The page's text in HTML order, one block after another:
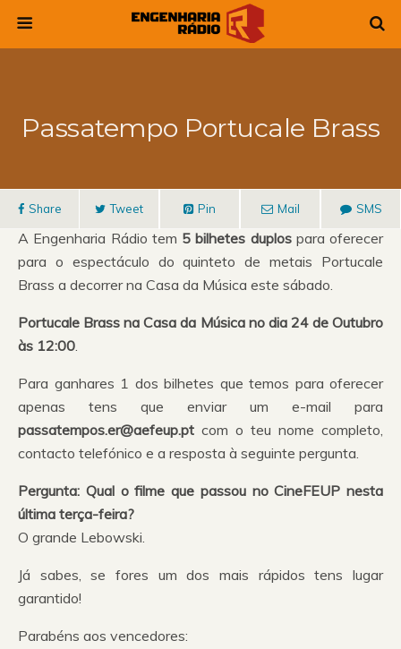
Passatempo Portucale Brass
Share Tweet Pin Mail SMS
A Engenharia Rádio tem 5 bilhetes duplospara oferecer
para o espectáculo do quinteto de metais Portucale
Brass a decorrer na Casa da Música este sábado.
Portucale Brass na Casa da Música no dia 24 de Outubro
às 12:00.
Para ganhares 1 dos bilhetes que temos para oferecer
apenas tens que enviar um e-mail para
passatempos.er@aefeup.pt com o teu nome completo,
contacto telefónico e a resposta à seguinte pergunta.
Pergunta: Qual o filme que passou no CineFEUP nesta
última terça-feira?
O grande Lebowski.
Já sabes, se fores um dos mais rápidos tens lugar
garantido!
Parabéns aos vencedores: